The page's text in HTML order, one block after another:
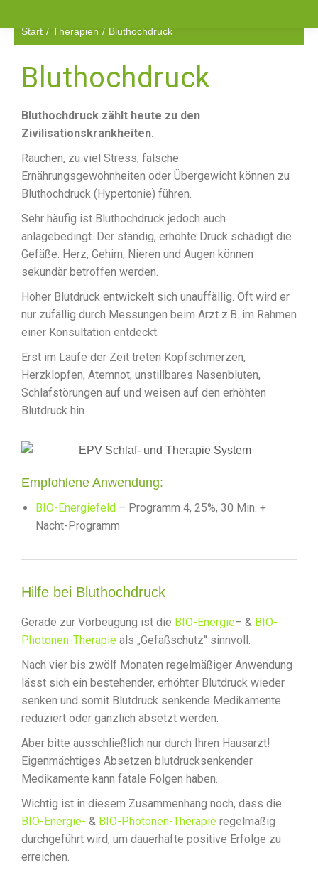
Sie befinden sich hier:
Start Therapien Bluthochdruck
Bluthochdruck
Bluthochdruck zählt heute zu den
Zivilisationskrankheiten.
Rauchen, zu viel Stress, falsche
Ernährungsgewohnheiten oder Übergewicht können zu
Bluthochdruck (Hypertonie) führen.
Sehr häufig ist Bluthochdruck jedoch auch
anlagebedingt. Der ständig, erhöhte Druck schädigt die
Gefäße. Herz, Gehirn, Nieren und Augen können
sekundär betroffen werden.
Hoher Blutdruck entwickelt sich unauffällig. Oft wird er
nur zufällig durch Messungen beim Arzt z.B. im Rahmen
einer Konsultation entdeckt.
Erst im Laufe der Zeit treten Kopfschmerzen,
Herzklopfen, Atemnot, unstillbares Nasenbluten,
Schlafstörungen auf und weisen auf den erhöhten
Blutdruck hin.
Empfohlene Anwendung:
BIO-Energiefeld – Programm 4, 25%, 30 Min. +
Nacht-Programm
Hilfe bei Bluthochdruck
Gerade zur Vorbeugung ist die BIO-Energie– & BIO-
Photonen-Therapie als „Gefäßschutz“ sinnvoll.
Nach vier bis zwölf Monaten regelmäßiger Anwendung
lässt sich ein bestehender, erhöhter Blutdruck wieder
senken und somit Blutdruck senkende Medikamente
reduziert oder gänzlich absetzt werden.
Aber bitte ausschließlich nur durch Ihren Hausarzt!
Eigenmächtiges Absetzen blutdrucksenkender
Medikamente kann fatale Folgen haben.
Wichtig ist in diesem Zusammenhang noch, dass die
BIO-Energie- & BIO-Photonen-Therapie regelmäßig
durchgeführt wird, um dauerhafte positive Erfolge zu
erreichen.